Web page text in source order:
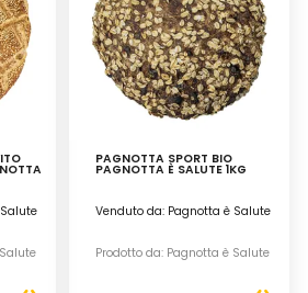
PAGNOTTA SPORT BIO
PAGNOTTA È SALUTE 1KG
Venduto da: Pagnotta è Salute
Prodotto da: Pagnotta è Salute